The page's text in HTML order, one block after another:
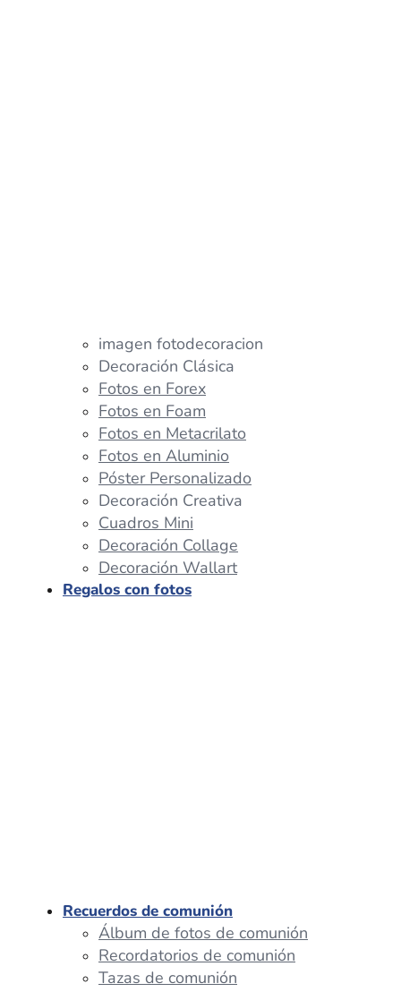
imagen fotodecoracion
Decoración Clásica
Fotos en Forex
Fotos en Foam
Fotos en Metacrilato
Fotos en Aluminio
Póster Personalizado
Decoración Creativa
Cuadros Mini
Decoración Collage
Decoración Wallart
Regalos con fotos
Recuerdos de comunión
Álbum de fotos de comunión
Recordatorios de comunión
Tazas de comunión